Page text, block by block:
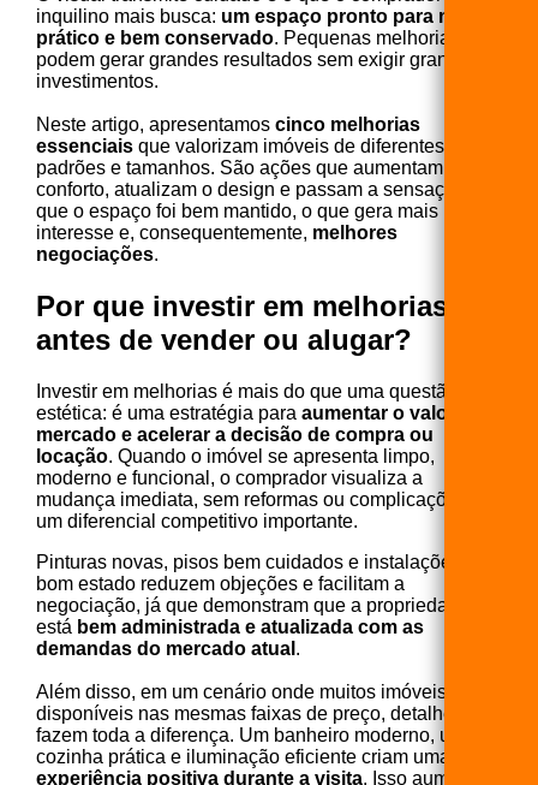
inquilino mais busca: um espaço pronto para morar,
prático e bem conservado. Pequenas melhorias
podem gerar grandes resultados sem exigir grandes
investimentos.
Neste artigo, apresentamos cinco melhorias
essenciais que valorizam imóveis de diferentes
padrões e tamanhos. São ações que aumentam o
conforto, atualizam o design e passam a sensação de
que o espaço foi bem mantido, o que gera mais
interesse e, consequentemente, melhores
negociações.
Por que investir em melhorias
antes de vender ou alugar?
Investir em melhorias é mais do que uma questão
estética: é uma estratégia para aumentar o valor de
mercado e acelerar a decisão de compra ou
locação. Quando o imóvel se apresenta limpo,
moderno e funcional, o comprador visualiza a
mudança imediata, sem reformas ou complicações —
um diferencial competitivo importante.
Pinturas novas, pisos bem cuidados e instalações em
bom estado reduzem objeções e facilitam a
negociação, já que demonstram que a propriedade
está bem administrada e atualizada com as
demandas do mercado atual .
Além disso, em um cenário onde muitos imóveis estão
disponíveis nas mesmas faixas de preço, detalhes
fazem toda a diferença. Um banheiro moderno, uma
cozinha prática e iluminação eficiente criam uma
experiência positiva durante a visita. Isso aumenta a